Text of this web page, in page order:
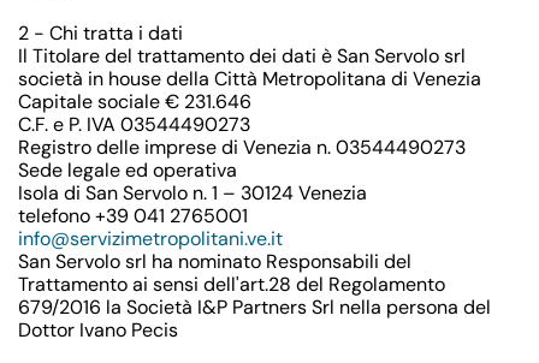
2 - Chi tratta i dati
Il Titolare del trattamento dei dati è San Servolo srl
società in house della Città Metropolitana di Venezia
Capitale sociale € 231.646
C.F. e P. IVA 03544490273
Registro delle imprese di Venezia n. 03544490273
Sede legale ed operativa
Isola di San Servolo n. 1 – 30124 Venezia
telefono +39 041 2765001
info@servizimetropolitani.ve.it
San Servolo srl ha nominato Responsabili del
Trattamento ai sensi dell'art.28 del Regolamento
679/2016 la Società I&P Partners Srl nella persona del
Dottor Ivano Pecis